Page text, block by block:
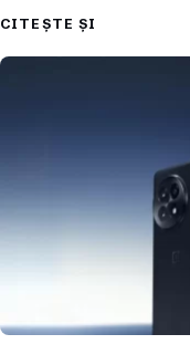
CITEȘTE ȘI